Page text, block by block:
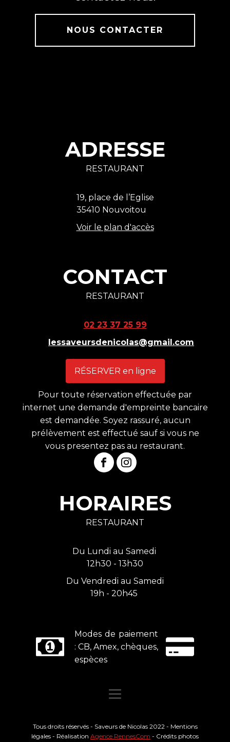
NOUS CONTACTER
ADRESSE
RESTAURANT
19, place de l’Eglise
35410 Nouvoitou
Voir le plan d'accès
CONTACT
RESTAURANT
02 23 37 25 99
lessaveursdenicolas@gmail.com
RÉSERVER en ligne
Pour toute réservation effectuée par
internet une demande d'empreinte bancaire
est demandée. Soyez rassuré, aucun
prélèvement est effectué sauf si vous ne
vous presentez pas au restaurant.
HORAIRES
RESTAURANT
Du Lundi au Samedi
12h30 - 13h30
Du Vendredi au Samedi
19h - 20h45
Modes de paiement
: CB, Amex, chèques,
espèces
Tous droits réservés - Saveurs de Nicolas 2022 - Mentions
légales - Réalisation Agence RennesCom - Crédits photos